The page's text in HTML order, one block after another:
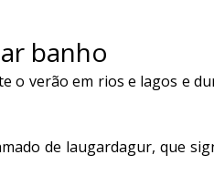
banho
o verão em rios e lagos e
de laugardagur, que